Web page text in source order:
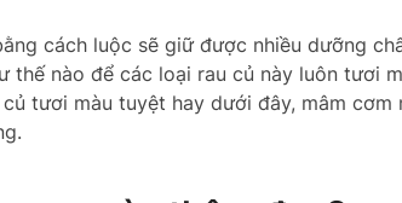
cách luộc sẽ giữ được nhiều dưỡng
nào để các loại rau củ này luôn tươi
tươi màu tuyệt hay dưới đây, mâm cơm